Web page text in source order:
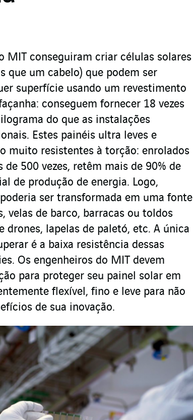
MIT conseguiram criar células solares
que um cabelo) que podem ser
superfície usando um revestimento
conseguem fornecer 18 vezes
do que as instalações
Estes painéis ultra leves e
muito resistentes à torção: enrolados
de 500 vezes, retêm mais de 90% de
de produção de energia. Logo,
ser transformada em uma fonte
velas de barco, barracas ou toldos
drones, lapelas de paletó, etc. A única
é a baixa resistência dessas
Os engenheiros do MIT devem
para proteger seu painel solar em
flexível, fino e leve para não
de sua inovação.